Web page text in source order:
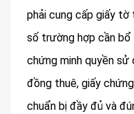
phải cung cấp giấy tờ
số trường hợp cần bổ
chứng minh quyền sử
đồng thuê, giấy
chuẩn bị đầy đủ và